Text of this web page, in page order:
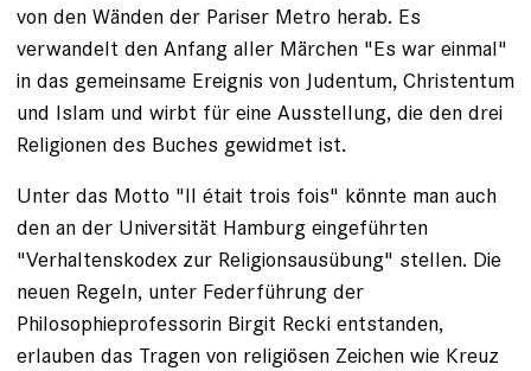
von den Wänden der Pariser Metro herab. Es
verwandelt den Anfang aller Märchen "Es war einmal"
in das gemeinsame Ereignis von Judentum, Christentum
und Islam und wirbt für eine Ausstellung, die den drei
Religionen des Buches gewidmet ist.
Unter das Motto "Il était trois fois" könnte man auch
den an der Universität Hamburg eingeführten
"Verhaltenskodex zur Religionsausübung" stellen. Die
neuen Regeln, unter Federführung der
Philosophieprofes­sorin Birgit Recki entstanden,
erlauben das Tragen von religiösen Zeichen wie Kreuz